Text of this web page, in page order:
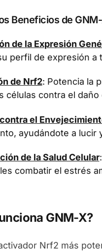
Beneficios de
de la Expresión
perfil de expresión a
de Nrf2: Potencia la
células contra el daño
el
ayudándote a lucir
de la Salud Celular
combatir el estrés
GNM-X?
Nrf2 más